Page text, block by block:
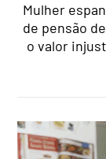
Mulher
de pensão
o valor